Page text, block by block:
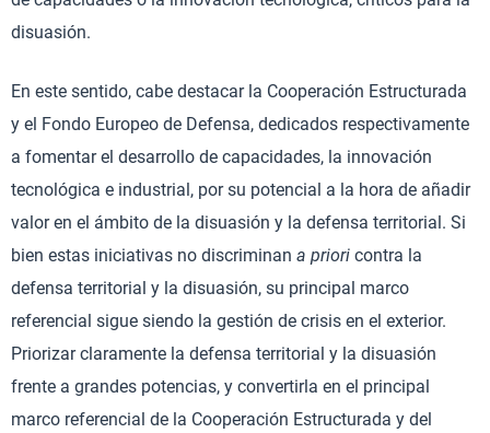
disuasión.
En este sentido, cabe destacar la Cooperación Estructurada
y el Fondo Europeo de Defensa, dedicados respectivamente
a fomentar el desarrollo de capacidades, la innovación
tecnológica e industrial, por su potencial a la hora de añadir
valor en el ámbito de la disuasión y la defensa territorial. Si
bien estas iniciativas no discriminan a priori contra la
defensa territorial y la disuasión, su principal marco
referencial sigue siendo la gestión de crisis en el exterior.
Priorizar claramente la defensa territorial y la disuasión
frente a grandes potencias, y convertirla en el principal
marco referencial de la Cooperación Estructurada y del